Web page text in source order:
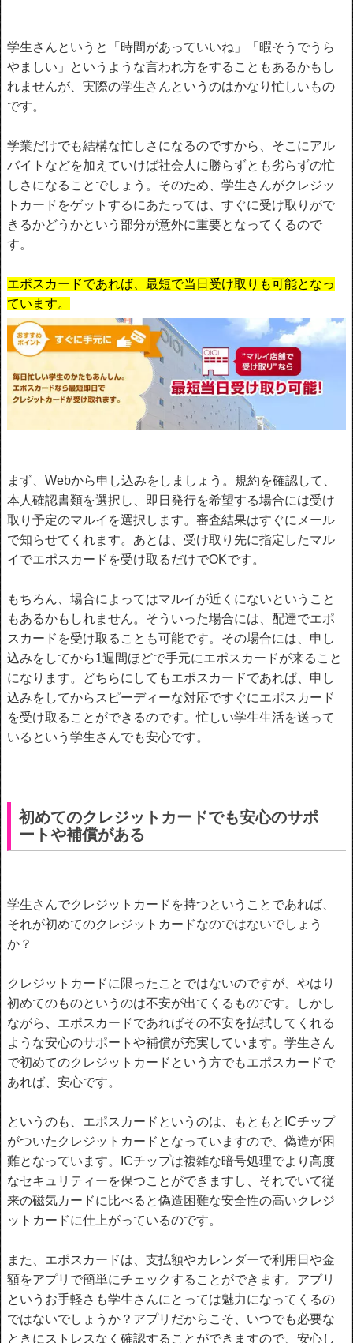
学生さんというと「時間があっていいね」「暇そうでうら
やましい」というような言われ方をすることもあるかもし
れませんが、実際の学生さんというのはかなり忙しいもの
です。
学業だけでも結構な忙しさになるのですから、そこにアル
バイトなどを加えていけば社会人に勝らずとも劣らずの忙
しさになることでしょう。そのため、学生さんがクレジッ
トカードをゲットするにあたっては、すぐに受け取りがで
きるかどうかという部分が意外に重要となってくるので
す。
エポスカードであれば、最短で当日受け取りも可能となっ
ています。
まず、Webから申し込みをしましょう。規約を確認して、
本人確認書類を選択し、即日発行を希望する場合には受け
取り予定のマルイを選択します。審査結果はすぐにメール
で知らせてくれます。あとは、受け取り先に指定したマル
イでエポスカードを受け取るだけでOKです。
もちろん、場合によってはマルイが近くにないということ
もあるかもしれません。そういった場合には、配達でエポ
スカードを受け取ることも可能です。その場合には、申し
込みをしてから1週間ほどで手元にエポスカードが来ること
になります。どちらにしてもエポスカードであれば、申し
込みをしてからスピーディーな対応ですぐにエポスカード
を受け取ることができるのです。忙しい学生生活を送って
いるという学生さんでも安心です。
初めてのクレジットカードでも安心のサポ
ートや補償がある
学生さんでクレジットカードを持つということであれば、
それが初めてのクレジットカードなのではないでしょう
か？
クレジットカードに限ったことではないのですが、やはり
初めてのものというのは不安が出てくるものです。しかし
ながら、エポスカードであればその不安を払拭してくれる
ような安心のサポートや補償が充実しています。学生さん
で初めてのクレジットカードという方でもエポスカードで
あれば、安心です。
というのも、エポスカードというのは、もともとICチップ
がついたクレジットカードとなっていますので、偽造が困
難となっています。ICチップは複雑な暗号処理でより高度
なセキュリティーを保つことができますし、それでいて従
来の磁気カードに比べると偽造困難な安全性の高いクレジ
ットカードに仕上がっているのです。
また、エポスカードは、支払額やカレンダーで利用日や金
額をアプリで簡単にチェックすることができます。アプリ
というお手軽さも学生さんにとっては魅力になってくるの
ではないでしょうか？アプリだからこそ、いつでも必要な
ときにストレスなく確認することができますので、安心し